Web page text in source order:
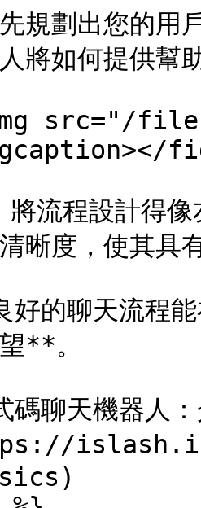
規劃出您的
將如何提供幫
src="/files/
將流程設計得
晰度，使其具
好的聊天流程
**。
碼聊天機器